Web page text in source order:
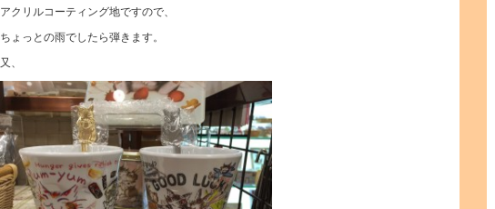
アクリルコーティング地ですので、
ちょっとの雨でしたら弾きます。
又、